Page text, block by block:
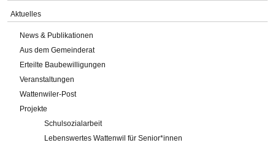
Gemeinde
Verwaltung
Online-Service
Aktuelles
News & Publikationen
Aus dem Gemeinderat
Erteilte Baubewilligungen
Veranstaltungen
Wattenwiler-Post
Projekte
Schulsozialarbeit
Lebenswertes Wattenwil für Senior*innen